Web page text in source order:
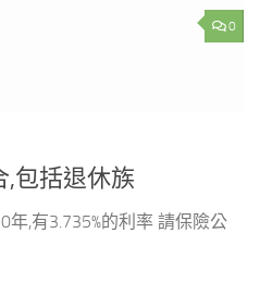
0
,包括退休族
年,有3.735%的利率 請保險公